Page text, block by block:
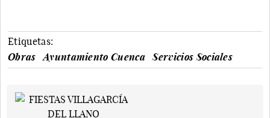
Etiquetas:
Obras
Ayuntamiento Cuenca Servicios Sociales